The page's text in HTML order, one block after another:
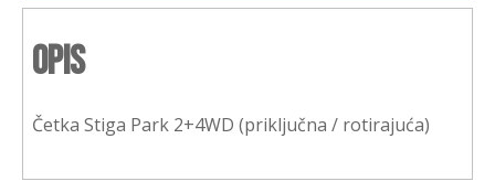
Opis
Četka Stiga Park 2+4WD (priključna / rotirajuća)